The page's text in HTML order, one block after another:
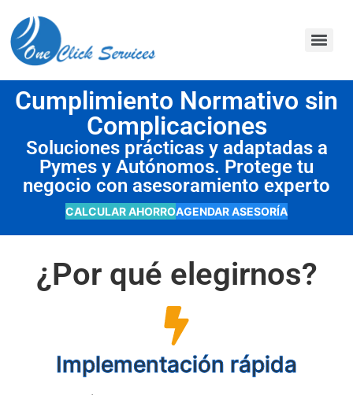
Cumplimiento Normativo sin
Complicaciones
Soluciones prácticas y adaptadas a
Pymes y Autónomos. Protege tu
negocio con asesoramiento experto
CALCULAR AHORROAGENDAR ASESORÍA
¿Por qué elegirnos?
Implementación rápida